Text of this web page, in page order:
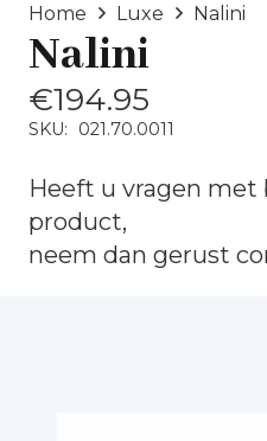
Home Luxe Nalini
Nalini
€194.95
SKU: 021.70.0011
Heeft u vragen
product,
neem dan gerust